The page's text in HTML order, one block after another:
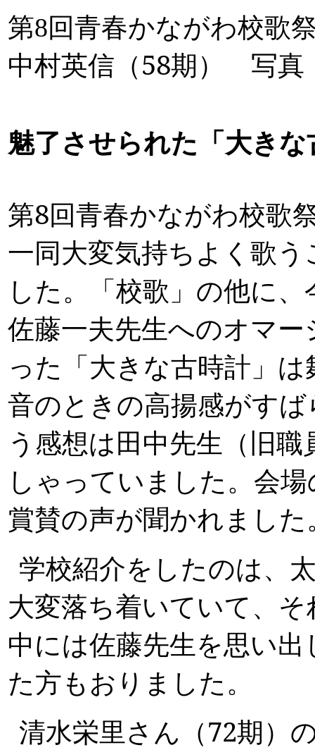
第8回青春かな
中村英信（58期） 写真
魅了させられた「大き
第8回青春かながわ校歌
一同大変気持ちよく歌
した。「校歌」の他に、
佐藤一夫先生へのオマ
った「大きな古時計」
音のときの高揚感がす
う感想は田中先生（旧
しゃっていました。会
賞賛の声が聞かれました
学校紹介をしたのは、
大変落ち着いていて、
中には佐藤先生を思い
た方もおりました。
清水栄里さん（72期）